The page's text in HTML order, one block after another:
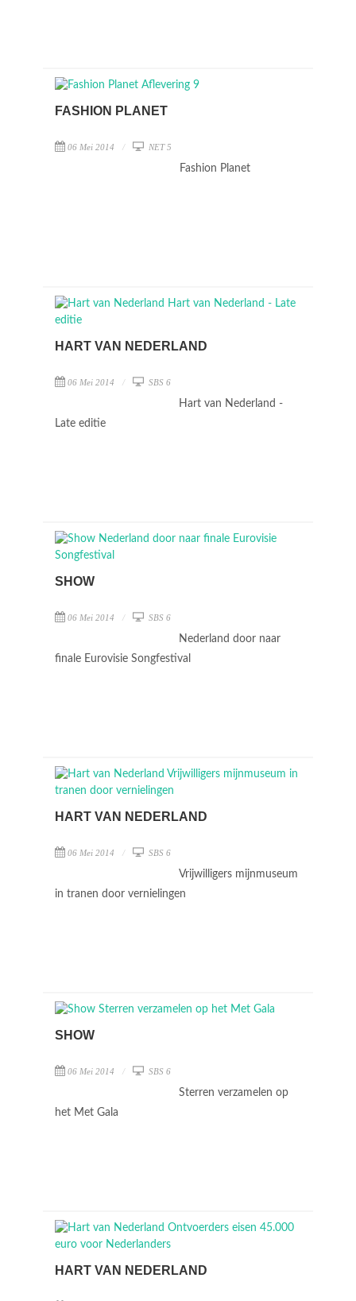
FASHION PLANET
06 Mei 2014 NET 5
Fashion Planet
HART VAN NEDERLAND
06 Mei 2014 SBS 6
Hart van Nederland -
Late editie
SHOW
06 Mei 2014 SBS 6
Nederland door naar
finale Eurovisie Songfestival
HART VAN NEDERLAND
06 Mei 2014 SBS 6
Vrijwilligers mijnmuseum
in tranen door vernielingen
SHOW
06 Mei 2014 SBS 6
Sterren verzamelen op
het Met Gala
HART VAN NEDERLAND